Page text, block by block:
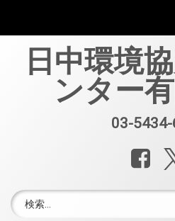
中国環境規制対応セミナー（
中国環境規制対応支援業務紹
セミナー、資料販売
日中環境
ンター
03-